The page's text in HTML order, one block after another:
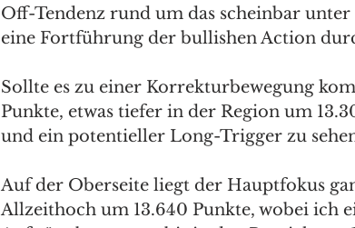
Off-Tendenz rund um das scheinbar
eine Fortführung der bullishen Action
Sollte es zu einer Korrekturbewegung
Punkte, etwas tiefer in der Region um
und ein potentieller Long-Trigger zu
Auf der Oberseite liegt der Hauptfokus
Allzeithoch um 13.640 Punkte, wobei ich